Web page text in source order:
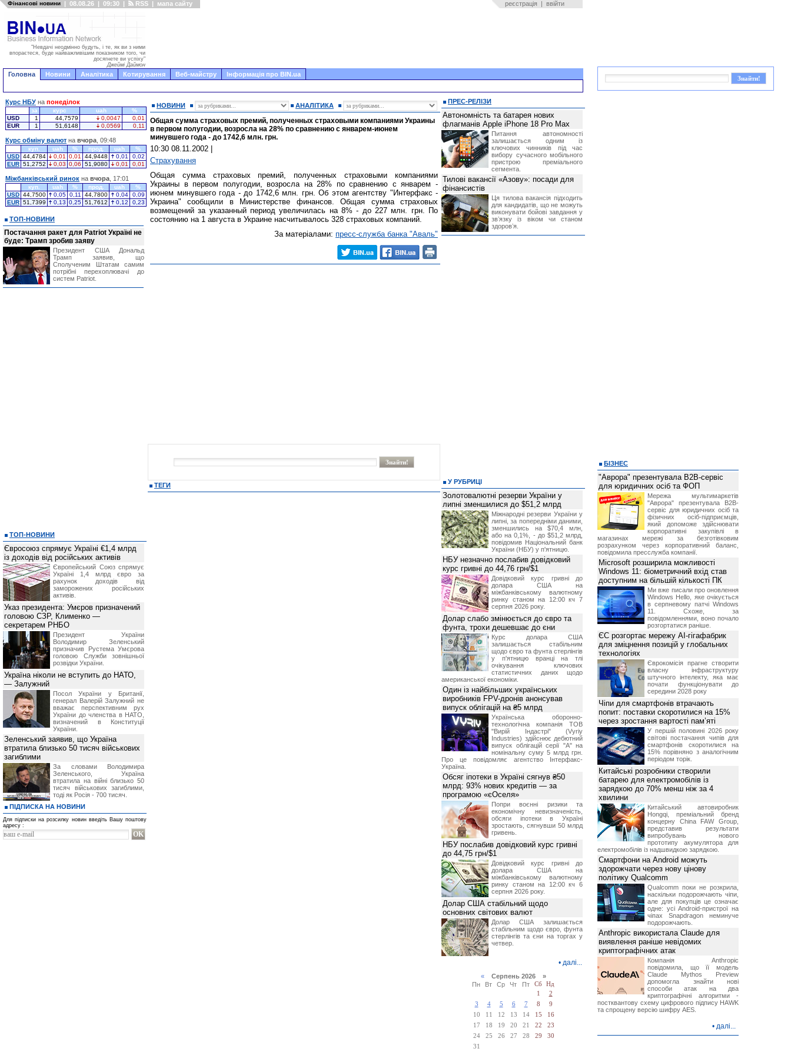
Фінансові новини | 08.08.26 | 09:30 | RSS | мапа сайту реєстрація | ввійти
"Невдачі неодмінно будуть, і те, як ви з ними
впораєтеся, буде найважливішим показником того, чи
досягнете ви успіху"
Джеймі Даймон
Головна Новини Аналітика Котирування Веб-майстру Інформація про BIN.ua
НОВИНИ АНАЛІТИКА
Общая сумма страховых премий, полученных страховыми компаниями Украины
в первом полугодии, возросла на 28% по сравнению с январем-июнем
минувшего года - до 1742,6 млн. грн.
10:30 08.11.2002
Страхування
Общая сумма страховых премий, полученных страховыми компаниями
Украины в первом полугодии, возросла на 28% по сравнению с январем -
июнем минувшего года - до 1742,6 млн. грн. Об этом агентству "Интерфакс -
Украина" сообщили в Министерстве финансов. Общая сумма страховых
возмещений за указанный период увеличилась на 8% - до 227 млн. грн. По
состоянию на 1 августа в Украине насчитывалось 328 страховых компаний.
За матеріалами: пресс-служба банка "Аваль"
ТЕГИ
Курс НБУ на понеділок
за курс uah
%
USD
1 44,7579 0,0047
0,01
EUR
1 51,6148 0,0569 0,11
Курс обміну валют на вчора , 09:48
куп. uah % прод. uah
%
USD 44,4784 0,01 0,01 44,9448 0,01
0,02
EUR 51,2752 0,03 0,06 51,9080 0,01 0,01
Міжбанківський ринок на вчора , 17:01
куп. uah % прод. uah
%
USD 44,7500 0,05 0,11 44,7800 0,04
0,09
EUR 51,7399 0,13 0,25 51,7612 0,12 0,23
ТОП-НОВИНИ
Постачання ракет для Patriot Україні не
буде: Трамп зробив заяву
Президент США Дональд
Трамп заявив, що
Сполученим Штатам самим
потрібні перехоплювачі до
систем Patriot.
ТОП-НОВИНИ
Євросоюз спрямує Україні €1,4 млрд
із доходів від російських активів
Європейський Союз спрямує
Україні 1,4 млрд євро за
рахунок доходів від
заморожених російських
активів.
Указ президента: Умєров призначений
головою СЗР, Клименко —
секретарем РНБО
Президент України
Володимир Зеленський
призначив Pустема Умєрова
головою Служби зовнішньої
розвідки України.
Україна ніколи не вступить до НАТО,
— Залужний
Посол України у Британії,
генерал Валерій Залужний не
вважає перспективним рух
України до членства в НАТО,
визначений в Конституції
України.
Зеленський заявив, що Україна
втратила близько 50 тисяч військових
загиблими
За словами Володимира
Зеленського, Україна
втратила на війні близько 50
тисяч військових загиблими,
тоді як Росія - 700 тисяч.
ПІДПИСКА НА НОВИНИ
Для підписки на розсилку новин введіть Вашу поштову
адресу :
ПРЕС-РЕЛІЗИ
Автономність та батарея нових
флагманів Apple iPhone 18 Pro Max
Питання автономності
залишається одним із
ключових чинників під час
вибору сучасного мобільного
пристрою преміального
сегмента.
Тилові вакансії «Азову»: посади для
фінансистів
Ця тилова вакансія підходить
для кандидатів, що не можуть
виконувати бойові завдання у
звʼязку із віком чи станом
здоровʼя.
У РУБРИЦІ
Золотовалютні резерви України у
липні зменшилися до $51,2 млрд
Міжнародні резерви України у
липні, за попередніми даними,
зменшились на $70,4 млн,
або на 0,1%, - до $51,2 млрд,
повідомив Національний банк
України (НБУ) у п'ятницю.
НБУ незначно послабив довідковий
курс гривні до 44,76 грн/$1
Довідковий курс гривні до
долара США на
міжбанківському валютному
ринку станом на 12:00 кч 7
серпня 2026 року.
Долар слабо змінюється до євро та
фунта, трохи дешевшає до єни
Курс долара США
залишається стабільним
щодо євро та фунта стерлінгів
у п'ятницю вранці на тлі
очікування ключових
статистичних даних щодо
американської економіки.
Один із найбільших українських
виробників FPV-дронів анонсував
випуск облігацій на ₴5 млрд
Українська оборонно-
технологічна компанія ТОВ
"Вирій Індастрі" (Vyriy
Industries) здійснює дебютний
випуск облігацій серії "А" на
номінальну суму 5 млрд грн.
Про це повідомляє агентство Інтерфакс-
Україна.
Обсяг іпотеки в Україні сягнув ₴50
млрд: 93% нових кредитів — за
програмою «єОселя»
Попри воєнні ризики та
економічну невизначеність,
обсяги іпотеки в Україні
зростають, сягнувши 50 млрд
гривень.
НБУ послабив довідковий курс гривні
до 44,75 грн/$1
Довідковий курс гривні до
долара США на
міжбанківському валютному
ринку станом на 12:00 кч 6
серпня 2026 року.
Долар США стабільний щодо
основних світових валют
Долар США залишається
стабільним щодо євро, фунта
стерлінгів та єни на торгах у
четвер.
• далі...
«Серпень 2026 »
Пн
Вт Ср Чт Пт Сб
Нд
1
2
3
4 5 6 7 8
9
10
11 12 13 14 15
16
17
18 19 20 21 22
23
24
25 26 27 28 29
30
31
БІЗНЕС
"Аврора" презентувала B2B-сервіс
для юридичних осіб та ФОП
Мережа мультимаркетів
"Аврора" презентувала B2B-
сервіс для юридичних осіб та
фізичних осіб-підприємців,
який допоможе здійснювати
корпоративні закупівлі в
магазинах мережі за безготівковим
розрахунком через корпоративний баланс,
повідомила пресслужба компанії.
Microsoft розширила можливості
Windows 11: біометричний вхід став
доступним на більшій кількості ПК
Ми вже писали про оновлення
Windows Hello, яке очікується
в серпневому патчі Windows
11. Схоже, за
повідомленнями, воно почало
розгортатися раніше.
ЄС розгортає мережу AI-гігафабрик
для зміцнення позицій у глобальних
технологіях
Єврокомісія прагне створити
власну інфраструктуру
штучного інтелекту, яка має
почати функціонувати до
середини 2028 року
Чіпи для смартфонів втрачають
попит: поставки скоротилися на 15%
через зростання вартості пам’яті
У першій половині 2026 року
світові постачання чипів для
смартфонів скоротилися на
15% порівняно з аналогічним
періодом торік.
Китайські розробники створили
батарею для електромобілів із
зарядкою до 70% менш ніж за 4
хвилини
Китайський автовиробник
Hongqi, преміальний бренд
концерну China FAW Group,
представив результати
випробувань нового
прототипу акумулятора для
електромобілів із надшвидкою зарядкою.
Смартфони на Android можуть
здорожчати через нову цінову
політику Qualcomm
Qualcomm поки не розкрила,
наскільки подорожчають чіпи,
але для покупців це означає
одне: усі Android-пристрої на
чіпах Snapdragon неминуче
подорожчають.
Anthropic використала Claude для
виявлення раніше невідомих
криптографічних атак
Компанія Anthropic
повідомила, що її модель
Claude Mythos Preview
допомогла знайти нові
способи атак на два
криптографічні алгоритми -
постквантову схему цифрового підпису HAWK
та спрощену версію шифру AES.
• далі...